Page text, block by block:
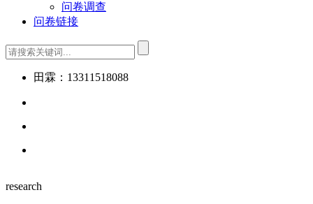
问卷调查
问卷链接
田霖：13311518088
research